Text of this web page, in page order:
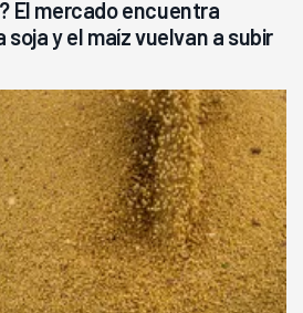
El mercado encuentra
soja y el maíz vuelvan a subir